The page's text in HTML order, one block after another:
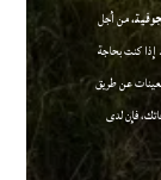
من أجل
إذا كنت بحاجة
عن طريق
فإن لدى